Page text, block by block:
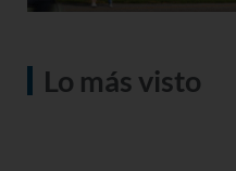
Lo más visto